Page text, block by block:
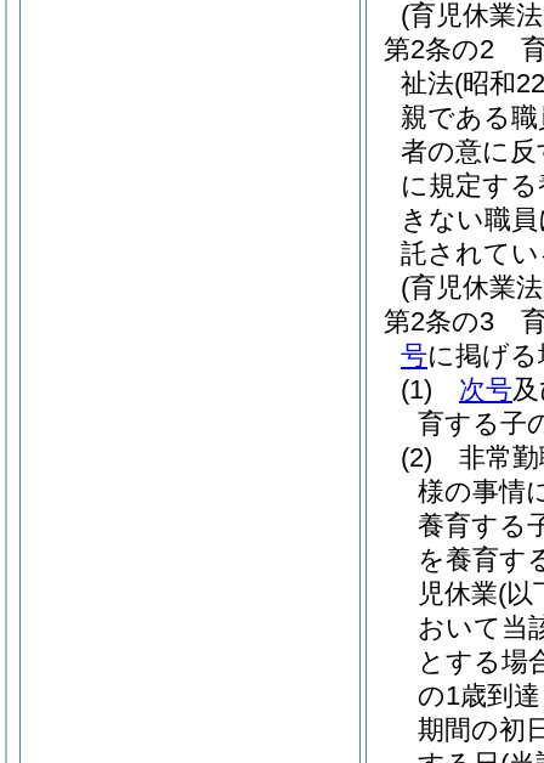
(育児休業
第2条の2
祉法(昭和
親である職
者の意に
に規定す
きない職
託されて
(育児休業
第2条の3
号に掲げ
(1)
次号
育する子
(2)
非常
様の事情
養育する
を養育す
児休業(以
おいて当
とする場
の1歳到
期間の初